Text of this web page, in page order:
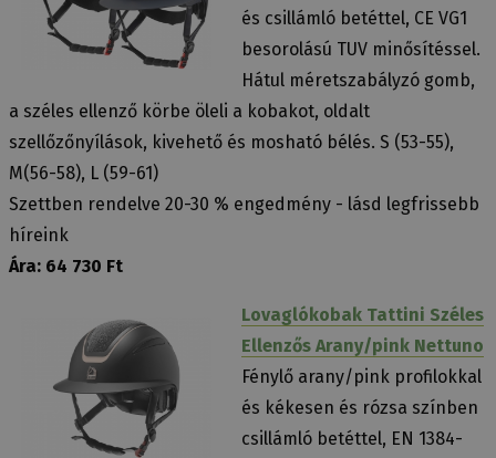
és csillámló betéttel, CE VG1
besorolású TUV minősítéssel.
Hátul méretszabályzó gomb,
a széles ellenző körbe öleli a kobakot, oldalt
szellőzőnyílások, kivehető és mosható bélés. S (53-55),
M(56-58), L (59-61)
Szettben rendelve 20-30 % engedmény - lásd legfrissebb
híreink
Ára: 64 730 Ft
Lovaglókobak Tattini Széles
Ellenzős Arany/pink Nettuno
Fénylő arany/pink profilokkal
és kékesen és rózsa színben
csillámló betéttel, EN 1384-